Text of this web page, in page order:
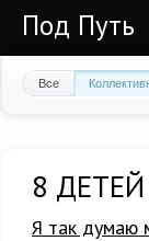
Под Путь
Все
8
Я так думаю